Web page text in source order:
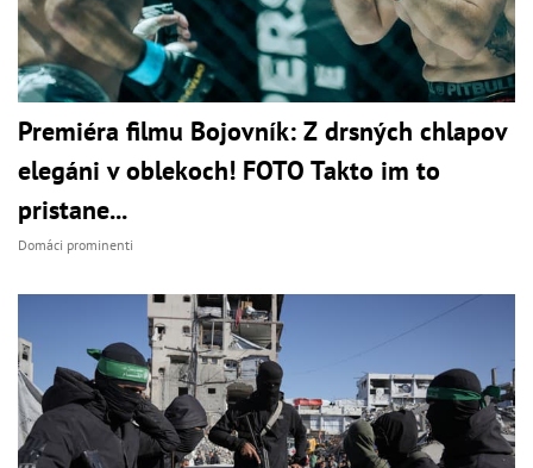
Premiéra filmu Bojovník: Z drsných chlapov
elegáni v oblekoch! FOTO Takto im to
pristane...
Domáci prominenti